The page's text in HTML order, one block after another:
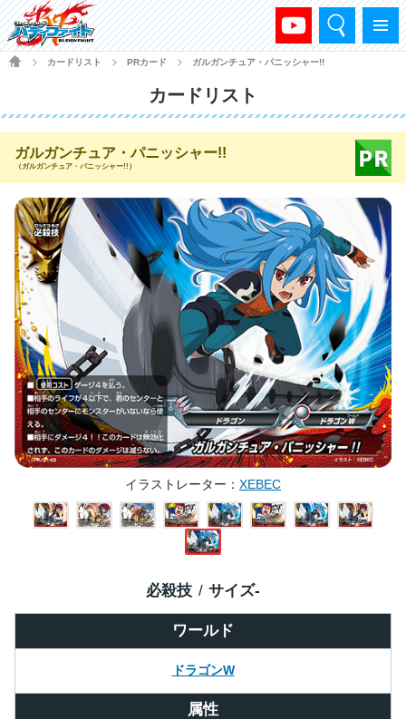
メニュー
検索
HOME
カードリスト PRカード ガルガンチュア・パニッシャー!!
カードリスト
ガルガンチュア・パニッシャー!!
（ガルガンチュア・パニッシャー!!）
イラストレーター XEBEC
ワールド
ドラゴンW
必殺技 サイズ-
属性